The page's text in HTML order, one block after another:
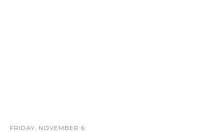
FRIDAY, NOVEMBER 6